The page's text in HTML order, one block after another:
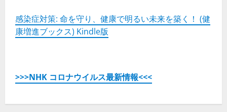
感染症対策: 命を守り、健康で明るい未来を築く！ (健
康増進ブックス) Kindle版
>>>NHK コロナウイルス最新情報<<<